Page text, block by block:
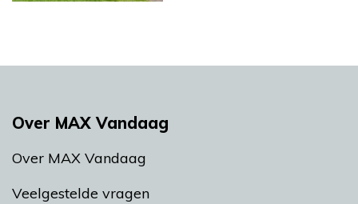
Over MAX Vandaag
Over MAX Vandaag
Veelgestelde vragen